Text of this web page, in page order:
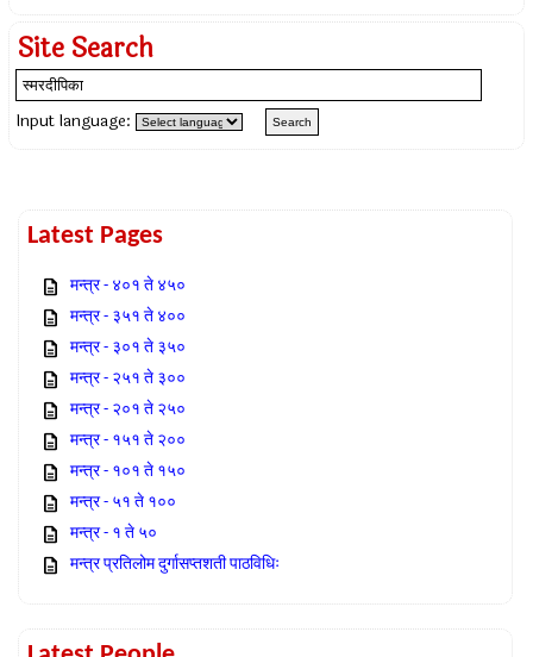
Site Search
Input language:
Latest Pages
मन्त्र - ४०१ ते ४५०
मन्त्र - ३५१ ते ४००
मन्त्र - ३०१ ते ३५०
मन्त्र - २५१ ते ३००
मन्त्र - २०१ ते २५०
मन्त्र - १५१ ते २००
मन्त्र - १०१ ते १५०
मन्त्र - ५१ ते १००
मन्त्र - १ ते ५०
मन्त्र प्रतिलोम दुर्गासप्तशती पाठविधिः